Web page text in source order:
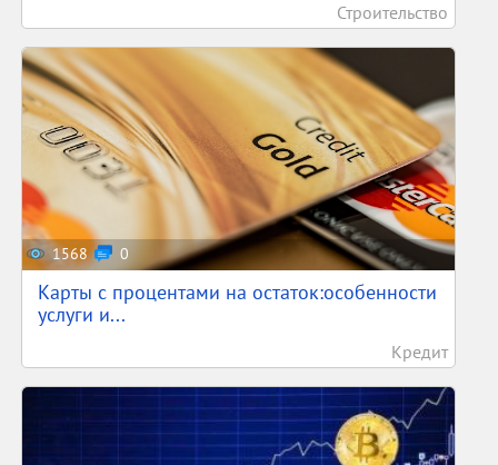
Строительство
1568 0
Карты с процентами на остаток:особенности
услуги и...
Кредит